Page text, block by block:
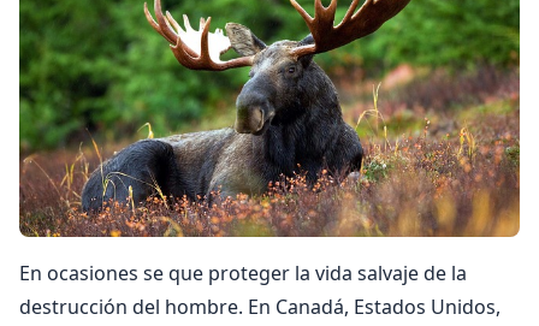
En ocasiones se que proteger la vida salvaje de la
destrucción del hombre. En Canadá, Estados Unidos,